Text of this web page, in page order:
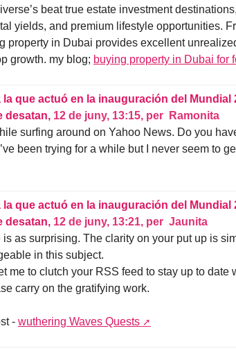
beat true estate investment
yields, and premium lifestyle opportunities.
property in Dubai provides excellent
growth. my blog; buying property in Dubai for
la que actuó en la inauguración del Mundial
desatan, 12 de juny, 13:15, per
Ramonita
surfing around on Yahoo News. Do you
been trying for a while but I never seem to
la que actuó en la inauguración del Mundial
desatan, 12 de juny, 13:21, per Jaunita
as surprising. The clarity on your put up is
in this subject.
me to clutch your RSS feed to stay up to date
carry on the gratifying work.
- wuthering Waves Quests